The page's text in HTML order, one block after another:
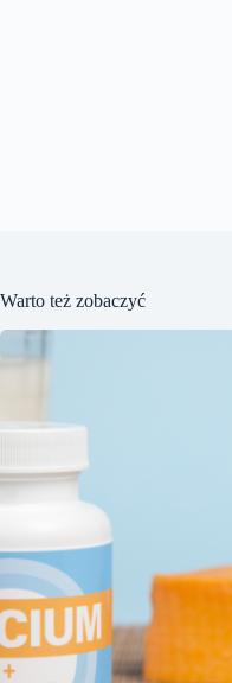
Warto też zobaczyć